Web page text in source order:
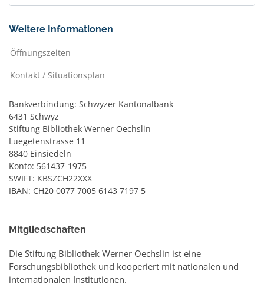
Weitere Informationen
Öffnungszeiten
Kontakt / Situationsplan
Bankverbindung: Schwyzer Kantonalbank
6431 Schwyz
Stiftung Bibliothek Werner Oechslin
Luegetenstrasse 11
8840 Einsiedeln
Konto: 561437-1975
SWIFT: KBSZCH22XXX
IBAN: CH20 0077 7005 6143 7197 5
Mitgliedschaften
Die Stiftung Bibliothek Werner Oechslin ist eine
Forschungsbibliothek und kooperiert mit nationalen und
internationalen Institutionen.